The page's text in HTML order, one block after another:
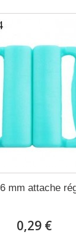
mm attache
0,29 €